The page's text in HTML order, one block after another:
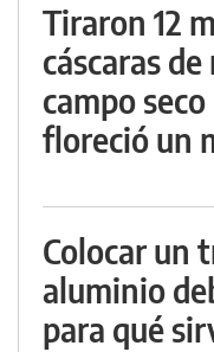
Tiraron 12
cáscaras
campo
floreció un
Colocar un
aluminio
para qué